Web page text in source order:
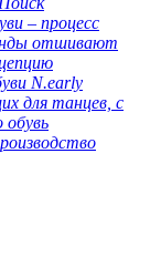
– процесс
отшивают
N.early
для танцев, с
обувь